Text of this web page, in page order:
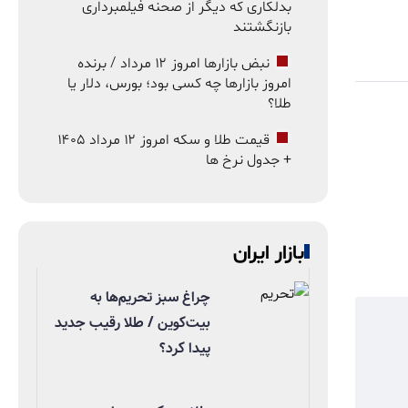
بدلکاری که دیگر از صحنه فیلمبرداری
بازنگشتند
نبض بازارها امروز ۱۲ مرداد / برنده
امروز بازارها چه کسی بود؛ بورس، دلار یا
طلا؟
قیمت طلا و سکه امروز ۱۲ مرداد ۱۴۰۵
+ جدول نرخ ها
بازار ایران
چراغ سبز تحریم‌ها به
بیت‌کوین / طلا رقیب جدید
پیدا کرد؟